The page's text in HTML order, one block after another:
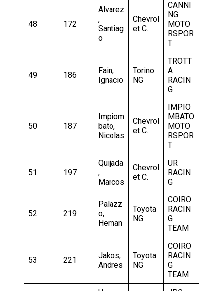
48 172
Alvarez
,
Santiag
o
Chevrol
et C.
CANNI
NG
MOTO
RSPOR
T
49 186
Fain,
Ignacio
Torino
NG
TROTT
A
RACIN
G
50 187
Impiom
bato,
Nicolas
Chevrol
et C.
IMPIO
MBATO
MOTO
RSPOR
T
51 197
Quijada
,
Marcos
Chevrol
et C.
UR
RACIN
G
52 219
Palazz
o,
Hernan
Toyota
NG
COIRO
RACIN
G
TEAM
53 221
Jakos,
Andres
Toyota
NG
COIRO
RACIN
G
TEAM